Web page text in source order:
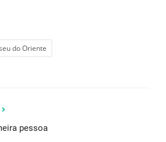
do Oriente
pessoa